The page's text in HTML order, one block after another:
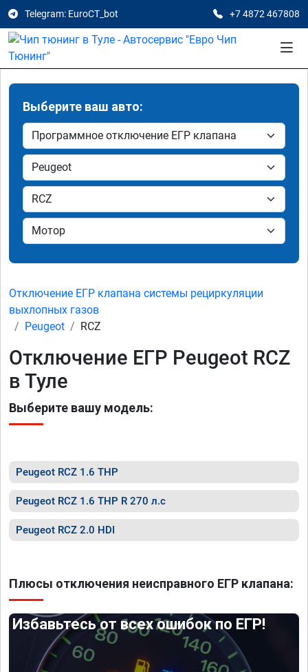
Telegram: EuroCT_bot +7 4872 467808
Выберите ваш авто:
Отключение ЕГР клапана системы рециркуляции
выхлопных газов
Peugeot
RCZ
Отключение ЕГР Peugeot RCZ
в Туле
Выберите вашу модель:
Peugeot RCZ 1.6 THP
Peugeot RCZ 1.6 THP R 270 л.с
Peugeot RCZ 2.0 HDI
Плюсы отключения неисправного ЕГР клапана:
Избавьтесь от всех ошибок по ЕГР!